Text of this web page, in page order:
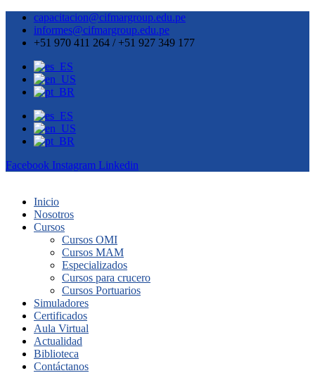
capacitacion@cifmargroup.edu.pe
informes@cifmargroup.edu.pe
+51 970 411 264 / +51 927 349 177
Facebook Instagram Linkedin
Inicio
Nosotros
Cursos
Cursos OMI
Cursos MAM
Especializados
Cursos para crucero
Cursos Portuarios
Simuladores
Certificados
Aula Virtual
Actualidad
Biblioteca
Contáctanos